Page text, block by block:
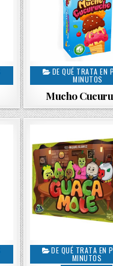
o
t
e
i
n
DE QUÉ TRATA EN
MINUTOS
Mucho
o
DE QUÉ TRATA EN
MINUTOS